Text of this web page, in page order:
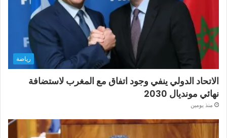
رياضة
الاتحاد الدولي ينفي وجود اتفاق مع المغرب لاستضافة
نهائي مونديال 2030
منذ يومين